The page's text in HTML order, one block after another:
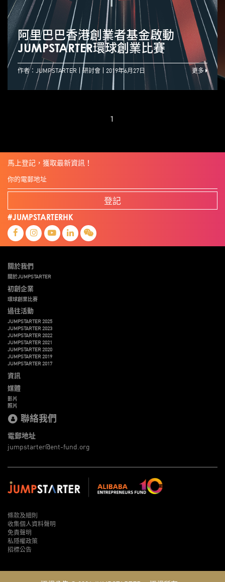
阿里巴巴香港創業者基金啟動
JUMPSTARTER環球創業比賽
作者：JUMPSTARTER 研討會 2019年6月27日 更多
1
馬上登記，獲取最新資訊！
登記
#JUMPSTARTERHK
關於我們
關於JUMPSTARTER
初創企業
環球創業比賽
過往活動
JUMPSTARTER 2025
JUMPSTARTER 2023
JUMPSTARTER 2022
JUMPSTARTER 2021
JUMPSTARTER 2020
JUMPSTARTER 2019
JUMPSTARTER 2017
資訊
媒體
影片
照片
聯絡我們
電郵地址
jumpstarter@ent-fund.org
條款及細則
收集個人資料聲明
免責聲明
私隱權政策
招標公告